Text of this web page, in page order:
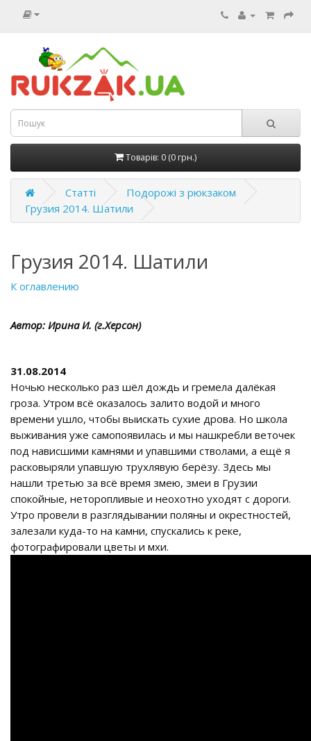
Товарів: 0 (0 грн.)
Статті
Подорожі з рюкзаком
Грузия 2014. Шатили
Грузия 2014. Шатили
К оглавлению
Автор: Ирина И. (г.Херсон)
31.08.2014
Ночью несколько раз шёл дождь и гремела далёкая
гроза. Утром всё оказалось залито водой и много
времени ушло, чтобы выискать сухие дрова. Но школа
выживания уже самопоявилась и мы нашкребли веточек
под нависшими камнями и упавшими стволами, а ещё я
расковыряли упавшую трухлявую берёзу. Здесь мы
нашли третью за всё время змею, змеи в Грузии
спокойные, неторопливые и неохотно уходят с дороги.
Утро провели в разглядывании поляны и окрестностей,
залезали куда-то на камни, спускались к реке,
фотографировали цветы и мхи.